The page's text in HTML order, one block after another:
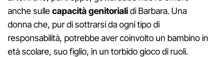
anche sullecapacità genitorialidi Barbara. Una
donna che, pur di sottrarsi da ogni tipo di
responsabilità, potrebbe aver coinvolto un bambino in
età scolare, suo figlio, in un torbido gioco di ruoli.